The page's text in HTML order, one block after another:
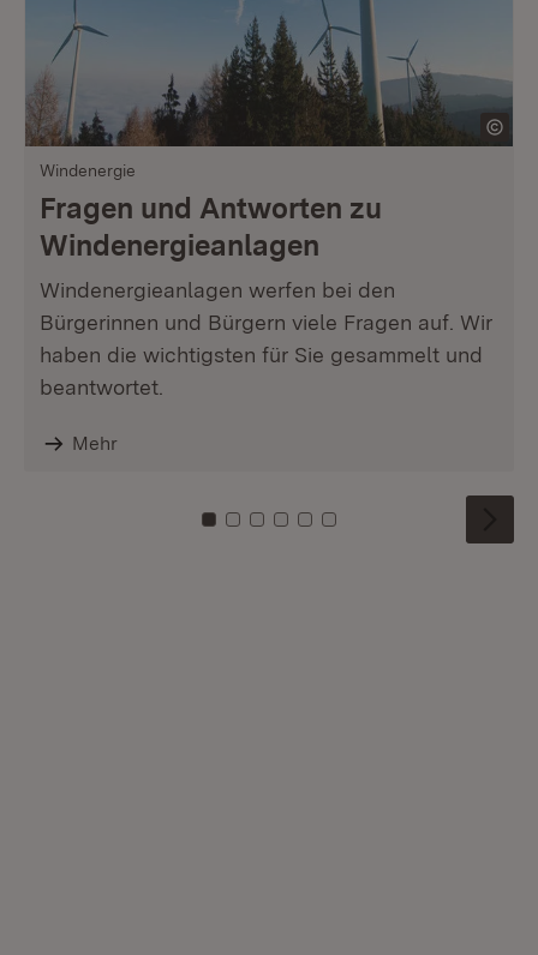
Windenergie
Fragen und Antworten zu
Windenergieanlagen
Windenergieanlagen werfen bei den
Bürgerinnen und Bürgern viele Fragen auf. Wir
haben die wichtigsten für Sie gesammelt und
beantwortet.
Mehr
Zu Kachel: 0
Zu Kachel: 1
Zu Kachel: 2
Zu Kachel: 3
Zu Kachel: 4
Zu Kachel: 5